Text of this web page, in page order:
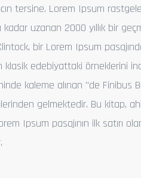
tersine, Lorem Ipsum
kadar uzanan 2000 yıllık bir
bir Lorem Ipsum
klasik edebiyattaki örneklerini
kaleme alınan "de Finibus
gelmektedir. Bu kitap,
Ipsum pasajının ilk satırı